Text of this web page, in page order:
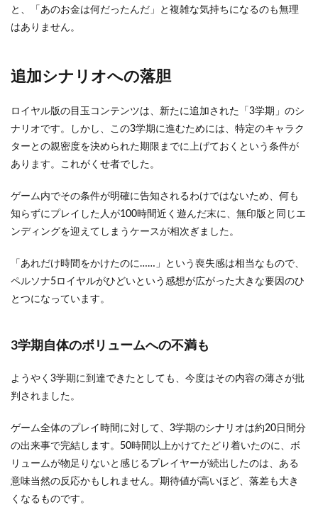
と、「あのお金は何だったんだ」と複雑な気持ちになるのも無理
はありません。
追加シナリオへの落胆
ロイヤル版の目玉コンテンツは、新たに追加された「3学期」のシ
ナリオです。しかし、この3学期に進むためには、特定のキャラク
ターとの親密度を決められた期限までに上げておくという条件が
あります。これがくせ者でした。
ゲーム内でその条件が明確に告知されるわけではないため、何も
知らずにプレイした人が100時間近く遊んだ末に、無印版と同じエ
ンディングを迎えてしまうケースが相次ぎました。
「あれだけ時間をかけたのに……」という喪失感は相当なもので、
ペルソナ5ロイヤルがひどいという感想が広がった大きな要因のひ
とつになっています。
3学期自体のボリュームへの不満も
ようやく3学期に到達できたとしても、今度はその内容の薄さが批
判されました。
ゲーム全体のプレイ時間に対して、3学期のシナリオは約20日間分
の出来事で完結します。50時間以上かけてたどり着いたのに、ボ
リュームが物足りないと感じるプレイヤーが続出したのは、ある
意味当然の反応かもしれません。期待値が高いほど、落差も大き
くなるものです。